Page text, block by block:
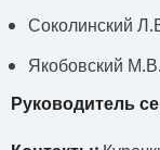
Соколинский
Якобовский
Руководитель